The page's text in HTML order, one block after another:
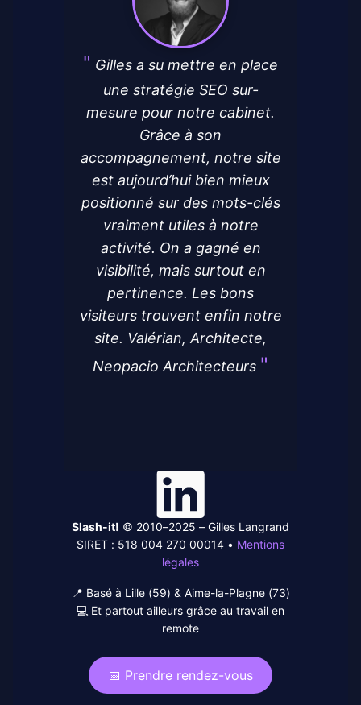
Gilles a su mettre en place
une stratégie SEO sur-
mesure pour notre cabinet.
Grâce à son
accompagnement, notre site
est aujourd’hui bien mieux
positionné sur des mots-clés
vraiment utiles à notre
activité. On a gagné en
visibilité, mais surtout en
pertinence. Les bons
visiteurs trouvent enfin notre
site. Valérian, Architecte,
Neopacio Architecteurs
Linked-
Slash-it! © 2010–2025 – Gilles Langrand
SIRET : 518 004 270 00014 • Mentions
légales
📍 Basé à Lille (59) & Aime-la-Plagne (73)
💻 Et partout ailleurs grâce au travail en
remote
📅 Prendre rendez-vous